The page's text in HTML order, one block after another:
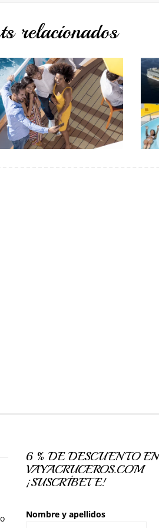
relacionados
6 % DE DESCUENTO EN
VAYACRUCEROS.COM
¡SUSCRÍBETE!
Nombre y apellidos